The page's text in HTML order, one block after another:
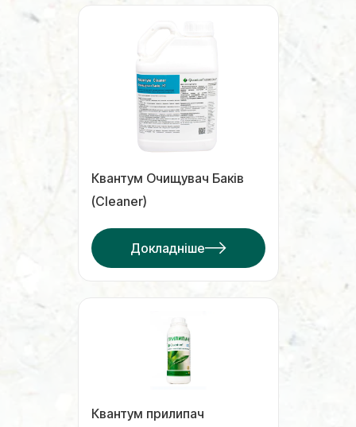
Квантум Очищувач Баків
(Сleaner)
Докладніше
Квантум прилипач